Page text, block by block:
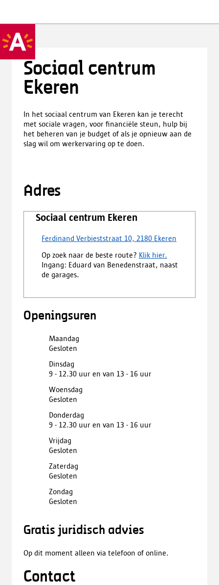
Sociaal centrum
Ekeren
In het sociaal centrum van Ekeren kan je terecht
met sociale vragen, voor financiële steun, hulp bij
het beheren van je budget of als je opnieuw aan de
slag wil om werkervaring op te doen.
Adres
Sociaal centrum Ekeren
Ferdinand Verbieststraat 10, 2180 Ekeren
Op zoek naar de beste route? Klik hier.
Ingang: Eduard van Benedenstraat, naast
de garages.
Openingsuren
Maandag
Gesloten
Dinsdag
9 - 12.30 uur en van 13 - 16 uur
Woensdag
Gesloten
Donderdag
9 - 12.30 uur en van 13 - 16 uur
Vrijdag
Gesloten
Zaterdag
Gesloten
Zondag
Gesloten
Gratis juridisch advies
Op dit moment alleen via telefoon of online.
Contact